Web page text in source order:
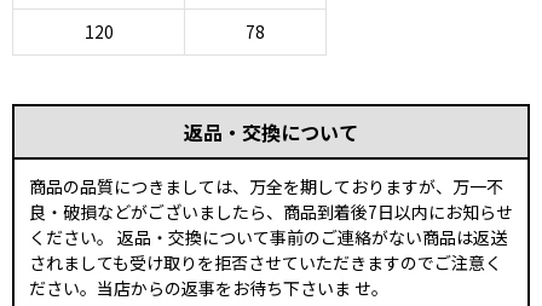
120
78
返品・交換について
商品の品質につきましては、万全を期しておりますが、万一不
良・破損などがございましたら、商品到着後7日以内にお知らせ
ください。 返品・交換について事前のご連絡がない商品は返送
されましても受け取りを拒否させていただきますのでご注意く
ださい。当店からの返事をお待ち下さいま せ。